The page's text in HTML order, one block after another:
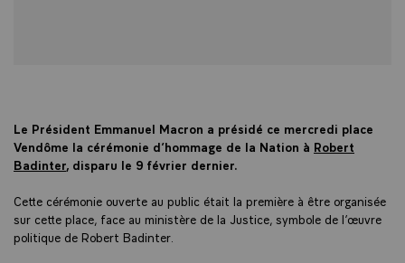
Le Président Emmanuel Macron a présidé ce mercredi place
Vendôme la cérémonie d’hommage de la Nation à Robert
Badinter, disparu le 9 février dernier.
Cette cérémonie ouverte au public était la première à être organisée
sur cette place, face au ministère de la Justice, symbole de l’œuvre
politique de Robert Badinter.